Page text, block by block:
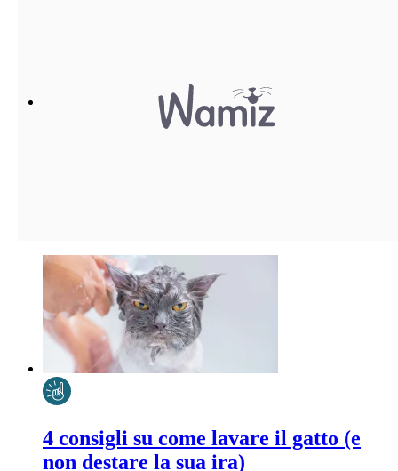
4 consigli su come lavare il gatto (e
non destare la sua ira)